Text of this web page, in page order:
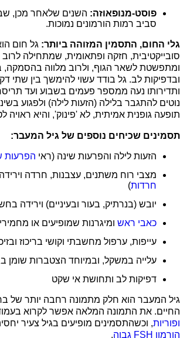
פוסט-מנופאוזה: השנים שלאחר מכן,
סביב רמות הורמונים נמוכות.
גלי החום, התסמין המזוהה ביותר: גל חום
סובייקטיבית, חזקה ופתאומית, שמתחילה לרוב
ומתפשטת לשאר הגוף, ולרוב מלווה בהסמקה,
ובדפיקות לב. גל בודד עשוי להימשך בין שתי
ותדירותו נעה ממספר פעמים בשבוע ועד
נוטים להתגבר בלילה (הזעות לילה) ולפגוע
תופעה גופנית אמיתית, לא 'פינוק', והיא ראויה
תסמינים שכיחים נוספים של גיל המעבר:
הזעות לילה והפרעות שינה (ראי הפרעות
מצבי רוח משתנים, עצבנות, חרדה
חרדות)
יובש (בנרתיק, בעור ובעיניים) וירידה
כאבי ראש ומיגרנות שמופיעים או
עייפות, ערפול מחשבתי וקושי בריכוז
עלייה במשקל, ובמיוחד הצטברות שומן
דפיקות לב ותחושת אי שקט
גיל המעבר הוא חלק מתמונה רחבה יותר של
החיים. את התמונה המלאה אפשר לקרוא
ופוריות, וכשהתסמינים מופיעים בגיל צעיר
הורמון FSH גבוה
.